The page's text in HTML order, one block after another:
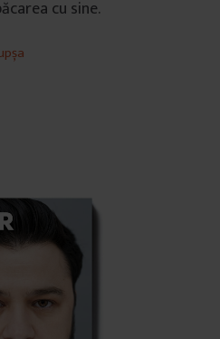
cu sine.